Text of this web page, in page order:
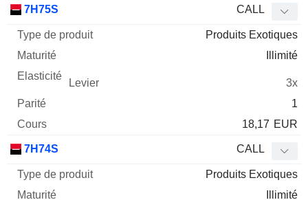
7H75S CALL
Produits Exotiques
Illimité
3x
1
18,17 EUR
7H74S CALL
Produits Exotiques
Illimité